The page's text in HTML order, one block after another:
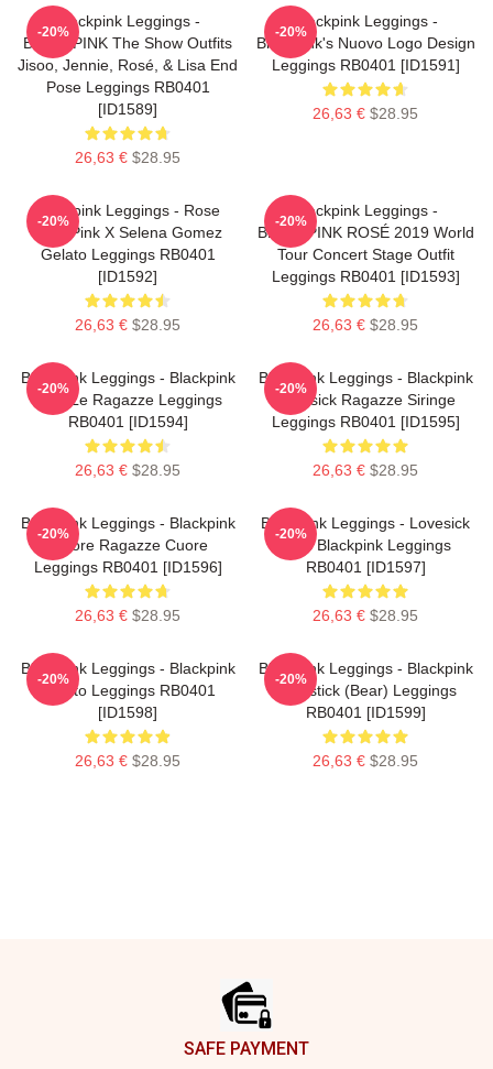
Blackpink Leggings -
BLACKPINK The Show Outfits
Jisoo, Jennie, Rosé, & Lisa End
Pose Leggings RB0401
[ID1589]
26,63 € $28.95
-20%
Blackpink Leggings -
Blackpink's Nuovo Logo Design
Leggings RB0401 [ID1591]
26,63 € $28.95
-20%
Blackpink Leggings - Rose
BlackPink X Selena Gomez
Gelato Leggings RB0401
[ID1592]
26,63 € $28.95
-20%
Blackpink Leggings -
BLACKPINK ROSÉ 2019 World
Tour Concert Stage Outfit
Leggings RB0401 [ID1593]
26,63 € $28.95
-20%
Blackpink Leggings - Blackpink
Ama Le Ragazze Leggings
RB0401 [ID1594]
26,63 € $28.95
-20%
Blackpink Leggings - Blackpink
Lovesick Ragazze Siringe
Leggings RB0401 [ID1595]
26,63 € $28.95
-20%
Blackpink Leggings - Blackpink
Amore Ragazze Cuore
Leggings RB0401 [ID1596]
26,63 € $28.95
-20%
Blackpink Leggings - Lovesick
Girls Blackpink Leggings
RB0401 [ID1597]
26,63 € $28.95
-20%
Blackpink Leggings - Blackpink
Gelato Leggings RB0401
[ID1598]
26,63 € $28.95
-20%
Blackpink Leggings - Blackpink
Lightstick (Bear) Leggings
RB0401 [ID1599]
26,63 € $28.95
-20%
SAFE PAYMENT